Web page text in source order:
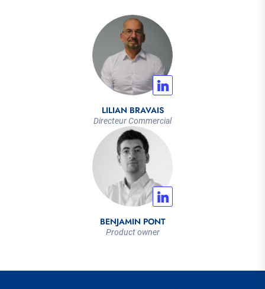
LILIAN BRAVAIS
Directeur Commercial
BENJAMIN PONT
Product owner